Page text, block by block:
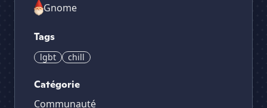
Gnome
Tags
lgbt chill
Catégorie
Communauté